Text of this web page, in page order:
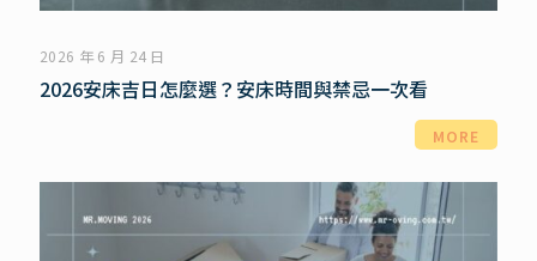
2026 年 6 月 24 日
2026安床吉日怎麼選？安床時間與禁忌一次看
MORE